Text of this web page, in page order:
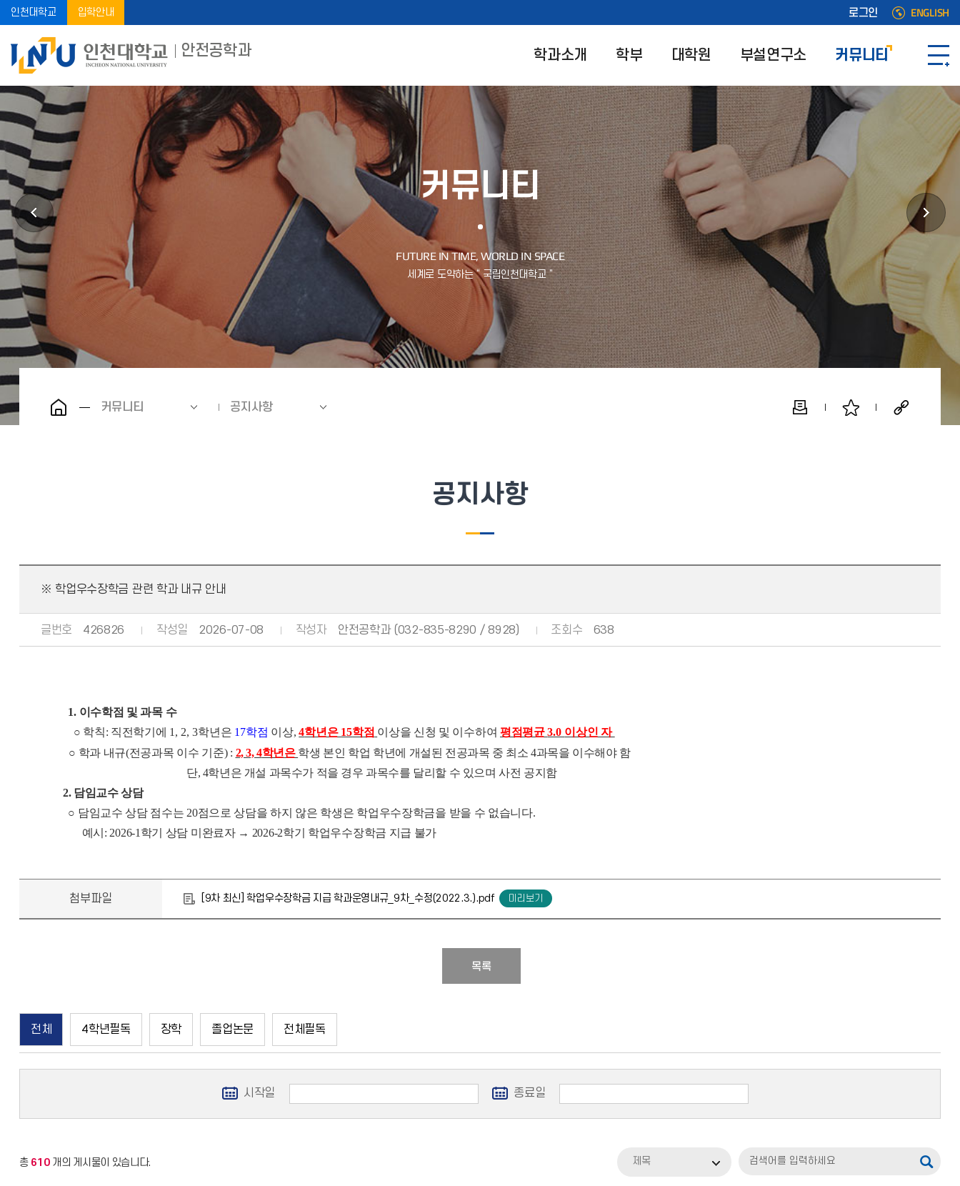
인천대학교 입학안내 로그인 ENGLISH
안전공학과 학과소개 학부 대학원 부설연구소 커뮤니티
커뮤니티
커뮤니티 공지사항
공지사항
※ 학업우수장학금 관련 학과 내규 안내
글번호 426826 작성일 2026-07-08 작성자 안전공학과 (032-835-8290 / 8928) 조회수 638
1. 이수학점 및 과목 수
○ 학칙: 직전학기에 1, 2, 3학년은 17학점 이상, 4학년은 15학점 이상을 신청 및 이수하여 평점평균3.0 이상인 자
○ 학과 내규(전공과목 이수 기준) : 2, 3, 4학년은 학생 본인 학업 학년에 개설된 전공과목 중 최소 4과목을 이수해야 함
단, 4학년은 개설 과목수가 적을 경우 과목수를 달리할 수 있으며 사전 공지함
2. 담임교수 상담
○ 담임교수 상담 점수는 20점으로 상담을 하지 않은 학생은 학업우수장학금을 받을 수 없습니다.
예시: 2026-1학기 상담 미완료자 → 2026-2학기 학업우수장학금 지급 불가
첨부파일 [9차 최신] 학업우수장학금 지급 학과운영내규_9차_수정(2022.3.).pdf
목록
전체 4학년필독 장학 졸업논문 전체필독
시작일 종료일
총 610개의 게시물이 있습니다. 제목